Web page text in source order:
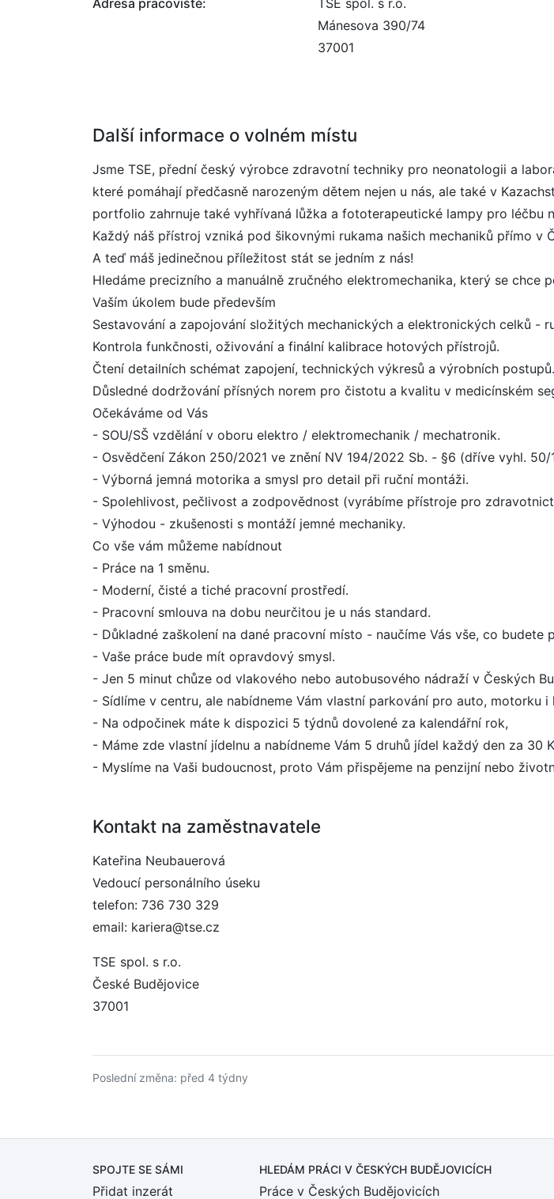
Adresa pracoviště:
TSE spol. s r.o.
Mánesova 390/74
37001
Další informace o volném místu
Jsme TSE, přední český výrobce zdravotní techniky pro neonatologii a
které pomáhají předčasně narozeným dětem nejen u nás, ale také v
portfolio zahrnuje také vyhřívaná lůžka a fototerapeutické lampy pro léčbu
Každý náš přístroj vzniká pod šikovnými rukama našich mechaniků přímo v
A teď máš jedinečnou příležitost stát se jedním z nás!
Hledáme precizního a manuálně zručného elektromechanika, který se
Vaším úkolem bude především
Sestavování a zapojování složitých mechanických a elektronických celků -
Kontrola funkčnosti, oživování a finální kalibrace hotových přístrojů.
Čtení detailních schémat zapojení, technických výkresů a výrobních postupů.
Důsledné dodržování přísných norem pro čistotu a kvalitu v medicínském
Očekáváme od Vás
- SOU/SŠ vzdělání v oboru elektro / elektromechanik / mechatronik.
- Osvědčení Zákon 250/2021 ve znění NV 194/2022 Sb. - §6 (dříve vyhl. 50/
- Výborná jemná motorika a smysl pro detail při ruční montáži.
- Spolehlivost, pečlivost a zodpovědnost (vyrábíme přístroje pro
- Výhodou - zkušenosti s montáží jemné mechaniky.
Co vše vám můžeme nabídnout
- Práce na 1 směnu.
- Moderní, čisté a tiché pracovní prostředí.
- Pracovní smlouva na dobu neurčitou je u nás standard.
- Důkladné zaškolení na dané pracovní místo - naučíme Vás vše, co budete
- Vaše práce bude mít opravdový smysl.
- Jen 5 minut chůze od vlakového nebo autobusového nádraží v Českých
- Sídlíme v centru, ale nabídneme Vám vlastní parkování pro auto, motorku i
- Na odpočinek máte k dispozici 5 týdnů dovolené za kalendářní rok,
- Máme zde vlastní jídelnu a nabídneme Vám 5 druhů jídel každý den za 30
- Myslíme na Vaši budoucnost, proto Vám přispějeme na penzijní nebo
Kontakt na zaměstnavatele
Kateřina Neubauerová
Vedoucí personálního úseku
telefon: 736 730 329
email: kariera@tse.cz
TSE spol. s r.o.
České Budějovice
37001
Poslední změna: před 4 týdny
SPOJTE SE SÁMI
Přidat inzerát
HLEDÁM PRÁCI V ČESKÝCH BUDĚJOVICÍCH
Práce v Českých Budějovicích